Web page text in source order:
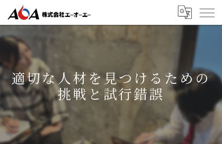
適切な人材を見つけるための
挑戦と試行錯誤